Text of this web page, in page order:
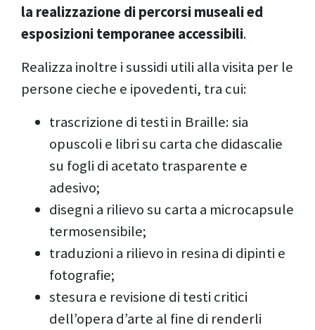
la realizzazione di percorsi museali ed
esposizioni temporanee accessibili.
Realizza inoltre i sussidi utili alla visita per le
persone cieche e ipovedenti, tra cui:
trascrizione di testi in Braille: sia
opuscoli e libri su carta che didascalie
su fogli di acetato trasparente e
adesivo;
disegni a rilievo su carta a microcapsule
termosensibile;
traduzioni a rilievo in resina di dipinti e
fotografie;
stesura e revisione di testi critici
dell’opera d’arte al fine di renderli